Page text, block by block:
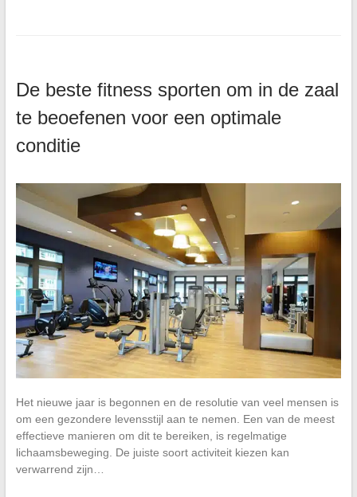
De beste fitness sporten om in de zaal
te beoefenen voor een optimale
conditie
Het nieuwe jaar is begonnen en de resolutie van veel mensen is
om een gezondere levensstijl aan te nemen. Een van de meest
effectieve manieren om dit te bereiken, is regelmatige
lichaamsbeweging. De juiste soort activiteit kiezen kan
verwarrend zijn…